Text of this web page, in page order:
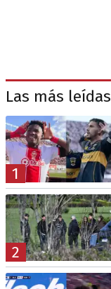
Las más leídas
1
2